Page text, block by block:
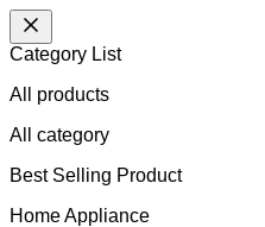
Category List
All products
All category
Best Selling Product
Home Appliance